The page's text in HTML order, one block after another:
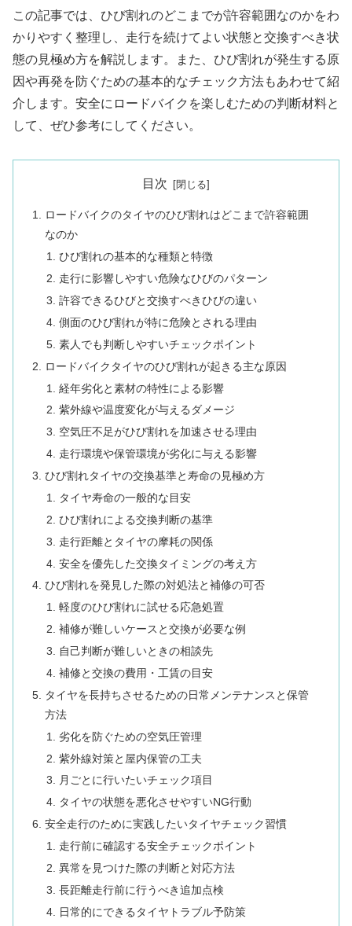
この記事では、ひび割れのどこまでが許容範囲なのかをわ
かりやすく整理し、走行を続けてよい状態と交換すべき状
態の見極め方を解説します。また、ひび割れが発生する原
因や再発を防ぐための基本的なチェック方法もあわせて紹
介します。安全にロードバイクを楽しむための判断材料と
して、ぜひ参考にしてください。
目次
ロードバイクのタイヤのひび割れはどこまで許容範囲
なのか
ひび割れの基本的な種類と特徴
走行に影響しやすい危険なひびのパターン
許容できるひびと交換すべきひびの違い
側面のひび割れが特に危険とされる理由
素人でも判断しやすいチェックポイント
ロードバイクタイヤのひび割れが起きる主な原因
経年劣化と素材の特性による影響
紫外線や温度変化が与えるダメージ
空気圧不足がひび割れを加速させる理由
走行環境や保管環境が劣化に与える影響
ひび割れタイヤの交換基準と寿命の見極め方
タイヤ寿命の一般的な目安
ひび割れによる交換判断の基準
走行距離とタイヤの摩耗の関係
安全を優先した交換タイミングの考え方
ひび割れを発見した際の対処法と補修の可否
軽度のひび割れに試せる応急処置
補修が難しいケースと交換が必要な例
自己判断が難しいときの相談先
補修と交換の費用・工賃の目安
タイヤを長持ちさせるための日常メンテナンスと保管
方法
劣化を防ぐための空気圧管理
紫外線対策と屋内保管の工夫
月ごとに行いたいチェック項目
タイヤの状態を悪化させやすいNG行動
安全走行のために実践したいタイヤチェック習慣
走行前に確認する安全チェックポイント
異常を見つけた際の判断と対応方法
長距離走行前に行うべき追加点検
日常的にできるタイヤトラブル予防策